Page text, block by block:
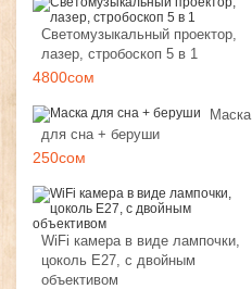
Светомузыкальный проектор,
лазер, стробоскоп 5 в 1
4800сом
Маска
для сна + беруши
250сом
WiFi камера в виде лампочки,
цоколь E27, с двойным
объективом